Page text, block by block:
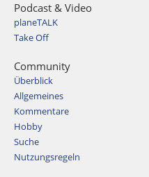
Podcast & Video
planeTALK
Take Off
Community
Überblick
Allgemeines
Kommentare
Hobby
Suche
Nutzungsregeln